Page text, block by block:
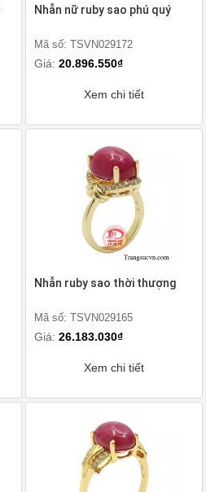
Nhẫn nữ ruby sao phú quý
Mã số: TSVN029172
Giá: 20.896.550₫
Xem chi tiết
Nhẫn ruby sao thời thượng
Mã số: TSVN029165
Giá: 26.183.030₫
Xem chi tiết